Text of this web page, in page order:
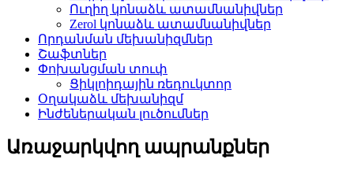
Ուղիղ կոնաձև ատամնանիվներ
Zerol կոնաձև ատամնանիվներ
Որդանման մեխանիզմներ
Շաֆտներ
Փոխանցման տուփ
Ցիկլոիդային ռեդուկտոր
Օղակաձև մեխանիզմ
Ինժեներական լուծումներ
Առաջարկվող ապրանքներ